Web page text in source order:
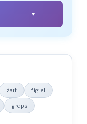
▼
dowcipów
dowcipami
dowcipach
żart figiel
greps